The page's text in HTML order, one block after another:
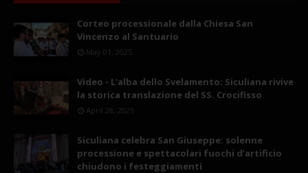
Corteo processionale dalla Chiesa San
Vincenzo al Santuario
May 01, 2025
Video - L'alba dello Svelamento: Siculiana rivive
la storica translazione del SS. Crocifisso
April 28, 2025
Siculiana celebra San Giuseppe: solenne
processione e spettacolari fuochi d’artificio
chiudono i festeggiamenti